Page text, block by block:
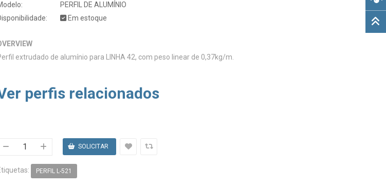
PERFIL DE ALUMÍNIO
Em estoque
extrudado de alumínio para LINHA 42, com peso linear de 0,37kg/m.
perfis relacionados
PERFIL L-521